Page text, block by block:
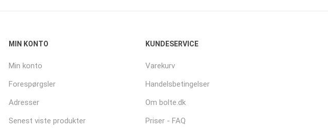
MIN KONTO
Min konto
Forespørgsler
Adresser
Senest viste produkter
KUNDESERVICE
Varekurv
Handelsbetingelser
Om bolte.dk
Priser - FAQ